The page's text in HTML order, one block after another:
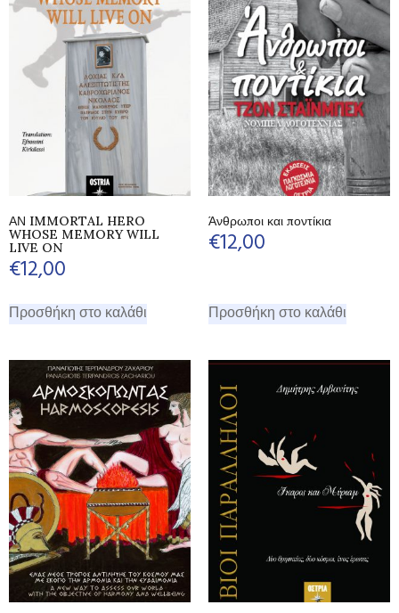
ΑΝ IMMORTAL HERO
WHOSE MEMORY WILL
LIVE ON
€12,00
Προσθήκη στο καλάθι
Άνθρωποι και ποντίκια
€12,00
Προσθήκη στο καλάθι